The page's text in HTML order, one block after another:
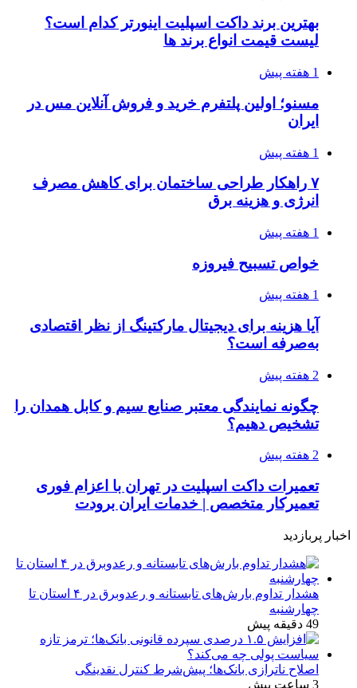
بهترین برند داکت اسپلیت اینورتر کدام است؟
لیست قیمت انواع برند ها
1 هفته پیش
مسنو؛ اولین پلتفرم خرید و فروش آنلاین مس در
ایران
1 هفته پیش
۷ راهکار طراحی ساختمان برای کاهش مصرف
انرژی و هزینه برق
1 هفته پیش
خواص تسبیح فیروزه
1 هفته پیش
آیا هزینه برای دیجیتال مارکتینگ از نظر اقتصادی
به‌صرفه است؟
2 هفته پیش
چگونه نمایندگی معتبر صنایع سیم و کابل همدان را
تشخیص دهیم؟
2 هفته پیش
تعمیرات داکت اسپلیت در تهران با اعزام فوری
تعمیرکار متخصص | خدمات ایران برودت
اخبار پربازدید
هشدار تداوم بارش‌های تابستانه و رعدوبرق در ۴ استان تا
چهارشنبه
49 دقیقه پیش
اصلاح ناترازی بانک‌ها؛ پیش‌شرط کنترل نقدینگی
3 ساعت پیش